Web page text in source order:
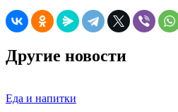
Другие новости
Еда и напитки